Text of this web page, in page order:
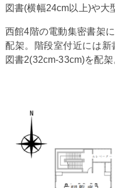
図書(横幅24cm以上)や大
西館4階の電動集密書架
配架。階段室付近には
図書2(32cm-33cm)を配架